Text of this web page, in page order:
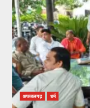
अफजलगढ़ धर्म